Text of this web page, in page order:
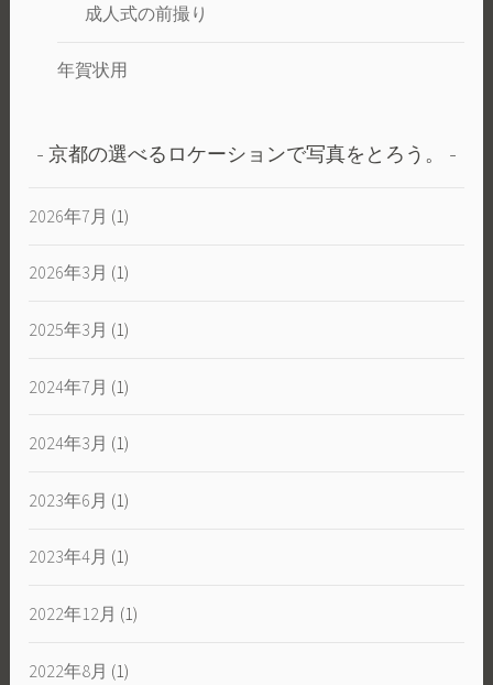
成人式の前撮り
年賀状用
京都の選べるロケーションで写真をとろう。
2026年7月 (1)
2026年3月 (1)
2025年3月 (1)
2024年7月 (1)
2024年3月 (1)
2023年6月 (1)
2023年4月 (1)
2022年12月 (1)
2022年8月 (1)